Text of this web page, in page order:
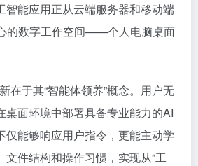
智能应用正从云端服务器和移动端
的数字工作空间——个人电脑桌面
在于其“智能体领养”概念。用户无
桌面环境中部署具备专业能力的AI
仅能够响应用户指令，更能主动学
文件结构和操作习惯，实现从“工